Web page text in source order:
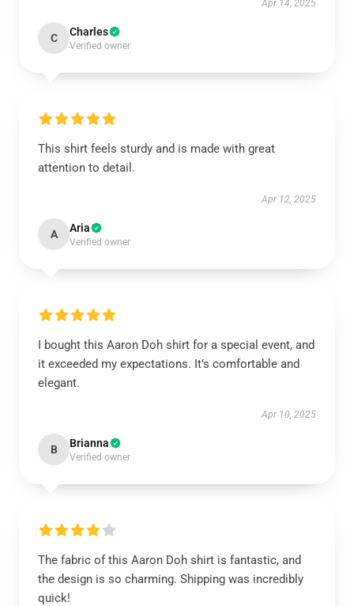
Apr 14, 2025
C Charles
Verified owner
This shirt feels sturdy and is made with great
attention to detail.
Apr 12, 2025
A Aria
Verified owner
I bought this Aaron Doh shirt for a special event, and
it exceeded my expectations. It’s comfortable and
elegant.
Apr 10, 2025
B Brianna
Verified owner
The fabric of this Aaron Doh shirt is fantastic, and
the design is so charming. Shipping was incredibly
quick!